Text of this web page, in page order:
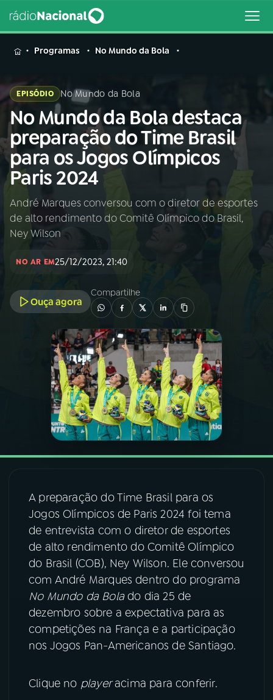
MENU
Buscar
na
Rádio
Nacional
Buscar
01 INÍCIO
02A RÁDIO
03PROGRAMAÇÃO
PROGRAMAS
PODCASTS
VIDEOCASTS
08FESTIVAL DE MÚSICA
ACOMPANHE A RÁDIO NACIONAL
YouTube Facebook
Instagram X
TikTok
Programas No Mundo da Bola
EPISÓDIO No Mundo da Bola
No Mundo da Bola destaca
preparação do Time Brasil
para os Jogos Olímpicos
Paris 2024
André Marques conversou com o diretor de esportes
de alto rendimento do Comitê Olímpico do Brasil,
Ney Wilson
NO AR EM25/12/2023, 21:40
Ouça agora
Compartilhe
A preparação do Time Brasil para os
Jogos Olímpicos de Paris 2024 foi tema
de entrevista com o diretor de esportes
de alto rendimento do Comitê Olímpico
do Brasil (COB), Ney Wilson. Ele conversou
com André Marques dentro do programa
No Mundo da Bolado dia 25 de
dezembro sobre a expectativa para as
competições na França e a participação
nos Jogos Pan-Americanos de Santiago.
Clique no playeracima para conferir.